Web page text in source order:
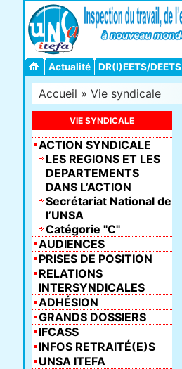
Actualité DR(I)EETS/DEETS
Accueil » Vie syndicale
VIE SYNDICALE
ACTION SYNDICALE
LES REGIONS ET LES
DEPARTEMENTS
DANS L’ACTION
Secrétariat National de
l’UNSA
Catégorie "C"
AUDIENCES
PRISES DE POSITION
RELATIONS
INTERSYNDICALES
ADHÉSION
GRANDS DOSSIERS
IFCASS
INFOS RETRAITÉ(E)S
UNSA ITEFA